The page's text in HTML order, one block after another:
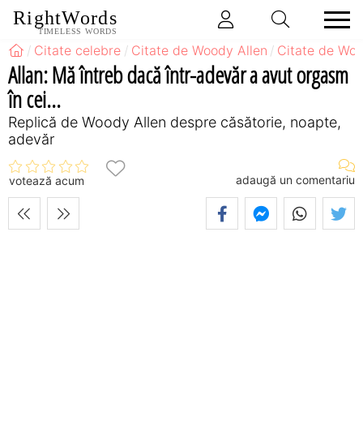
RightWords
TIMELESS WORDS
Citate celebre Citate de Woody Allen Citate de
Allan: Mă întreb dacă într-adevăr a avut orgasm
în cei...
Replică de Woody Allen despre căsătorie, noapte,
adevăr
votează acum adaugă un comentariu